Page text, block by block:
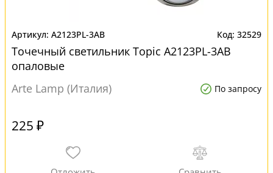
A2123PL-3AB 32529
Точечный светильник Topic A2123PL-3AB
опаловые
Arte Lamp (Италия)
По запросу
225 ₽